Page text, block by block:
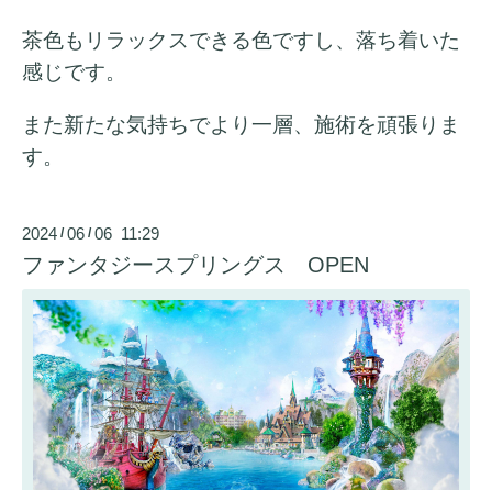
茶色もリラックスできる色ですし、落ち着いた
感じです。
また新たな気持ちでより一層、施術を頑張りま
す。
2024 /06 /06 11:29
ファンタジースプリングス OPEN